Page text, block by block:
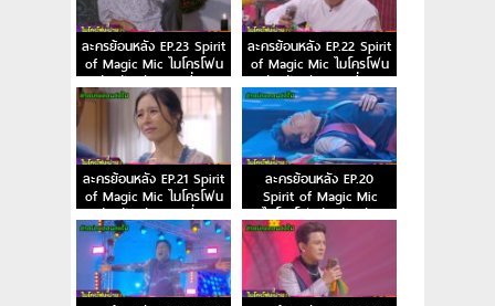
ละครย้อนหลัง EP.23 Spirit
of Magic Mic ไมโครโฟน
ม่วนป่วนรัก ตอนที่ 23
ละครย้อนหลัง EP.22 Spirit
of Magic Mic ไมโครโฟน
ม่วนป่วนรัก ตอนที่ 22
ละครย้อนหลัง EP.21 Spirit
of Magic Mic ไมโครโฟน
ม่วนป่วนรัก ตอนที่ 21
ละครย้อนหลัง EP.20
Spirit of Magic Mic
ไมโครโฟนม่วนป่วนรัก
ตอนที่ 20